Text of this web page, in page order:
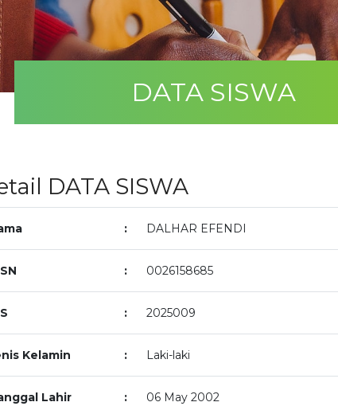
DATA SISWA
DATA SISWA
: DALHAR EFENDI
: 0026158685
: 2025009
Kelamin : Laki-laki
Lahir : 06 May 2002